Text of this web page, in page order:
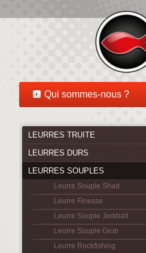
Qui sommes-nous ?
LEURRES TRUITE
LEURRES DURS
LEURRES SOUPLES
Leurre Souple Shad
Leurre Finesse
Leurre Souple Jerkbait
Leurre Souple Grub
Leurre Rockfishing